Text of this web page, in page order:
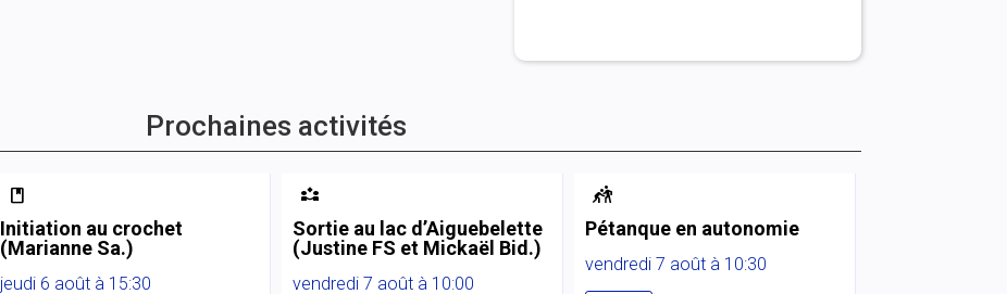
Prochaines activités

Initiation au crochet
(Marianne Sa.)
jeudi 6 août à 15:30

Sortie au lac d’Aiguebelette
(Justine FS et Mickaël Bid.)
vendredi 7 août à 10:00

Pétanque en autonomie
vendredi 7 août à 10:30